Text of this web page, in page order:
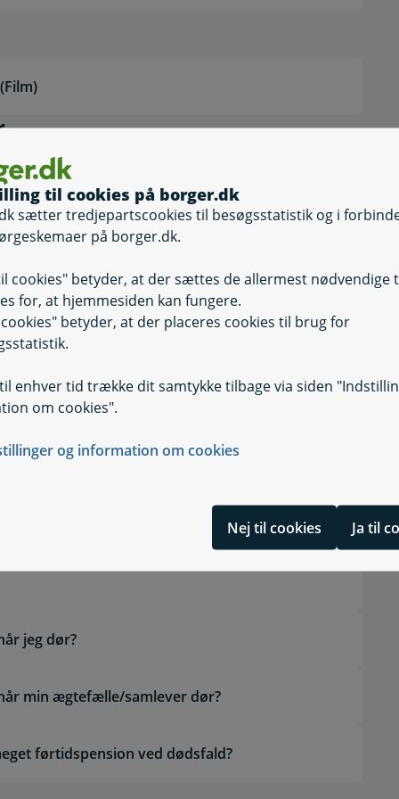
til cookies på borger.dk
sætter tredjepartscookies til besøgsstatistik og i
på borger.dk.
cookies" betyder, at der sættes de allermest nødvendige
for, at hjemmesiden kan fungere.
cookies" betyder, at der placeres cookies til brug for
enhver tid trække dit samtykke tilbage via siden
om cookies".
og information om cookies
Nej til cookies Ja til
af året
om mine indkomster?
betyder det for min
det for min førtidspension?
SUPP (Supplerende
jeg dør?
min ægtefælle/samlever dør?
førtidspension ved dødsfald?